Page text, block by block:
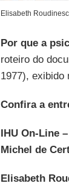
Elisabeth
Por que a
roteiro do
1977), exibido
Confira a
IHU On-Line
Michel de
Elisabeth